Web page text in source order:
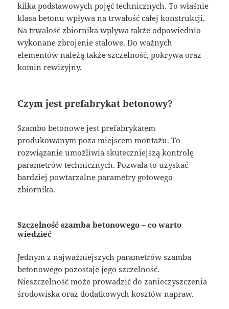
kilka podstawowych pojęć technicznych. To właśnie
klasa betonu wpływa na trwałość całej konstrukcji.
Na trwałość zbiornika wpływa także odpowiednio
wykonane zbrojenie stalowe. Do ważnych
elementów należą także szczelność, pokrywa oraz
komin rewizyjny.
Czym jest prefabrykat betonowy?
Szambo betonowe jest prefabrykatem
produkowanym poza miejscem montażu. To
rozwiązanie umożliwia skuteczniejszą kontrolę
parametrów technicznych. Pozwala to uzyskać
bardziej powtarzalne parametry gotowego
zbiornika.
Szczelność szamba betonowego – co warto
wiedzieć
Jednym z najważniejszych parametrów szamba
betonowego pozostaje jego szczelność.
Nieszczelność może prowadzić do zanieczyszczenia
środowiska oraz dodatkowych kosztów napraw.